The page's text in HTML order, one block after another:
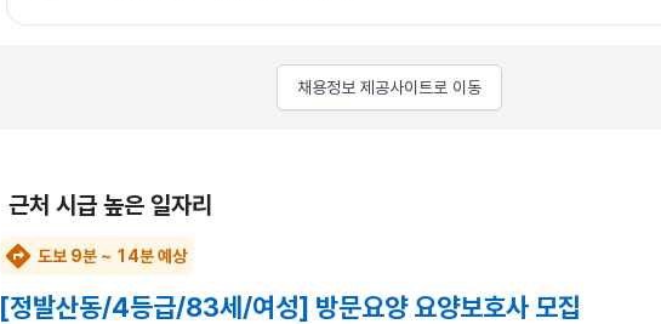
채용정보 제공사이트로 이동
근처 시급 높은 일자리
도보 9분 ~ 14분 예상
[정발산동/4등급/83세/여성] 방문요양 요양보호사 모집